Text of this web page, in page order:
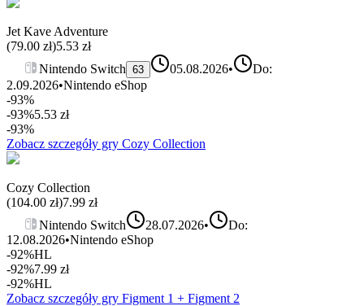
Jet Kave Adventure
(79.00 zł)5.53 zł
Nintendo Switch 63 05.08.2026•
Do:
2.09.2026•Nintendo eShop
-93%
-93%5.53 zł
-93%
Zobacz szczegóły gry Cozy Collection
Cozy Collection
(104.00 zł)7.99 zł
Nintendo Switch
28.07.2026•
Do:
12.08.2026•Nintendo eShop
-92%HL
-92%7.99 zł
-92%HL
Zobacz szczegóły gry Figment 1 + Figment 2